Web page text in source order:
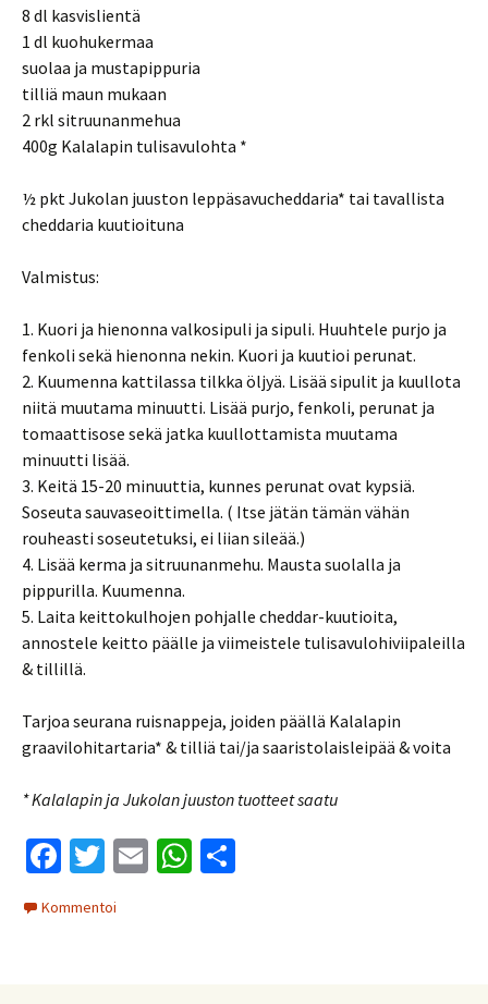
8 dl kasvislientä
1 dl kuohukermaa
suolaa ja mustapippuria
tilliä maun mukaan
2 rkl sitruunanmehua
400g Kalalapin tulisavulohta *
½ pkt Jukolan juuston leppäsavucheddaria* tai tavallista
cheddaria kuutioituna
Valmistus:
1. Kuori ja hienonna valkosipuli ja sipuli. Huuhtele purjo ja
fenkoli sekä hienonna nekin. Kuori ja kuutioi perunat.
2. Kuumenna kattilassa tilkka öljyä. Lisää sipulit ja kuullota
niitä muutama minuutti. Lisää purjo, fenkoli, perunat ja
tomaattisose sekä jatka kuullottamista muutama
minuutti lisää.
3. Keitä 15-20 minuuttia, kunnes perunat ovat kypsiä.
Soseuta sauvaseoittimella. ( Itse jätän tämän vähän
rouheasti soseutetuksi, ei liian sileää.)
4. Lisää kerma ja sitruunanmehu. Mausta suolalla ja
pippurilla. Kuumenna.
5. Laita keittokulhojen pohjalle cheddar-kuutioita,
annostele keitto päälle ja viimeistele tulisavulohiviipaleilla
& tillillä.
Tarjoa seurana ruisnappeja, joiden päällä Kalalapin
graavilohitartaria* & tilliä tai/ja saaristolaisleipää & voita
* Kalalapin ja Jukolan juuston tuotteet saatu
Fa
b
T
wi
tt
E
W
Kommentoi